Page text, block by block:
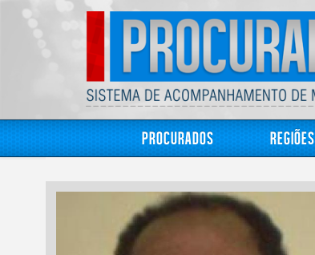
Procurados Regiões